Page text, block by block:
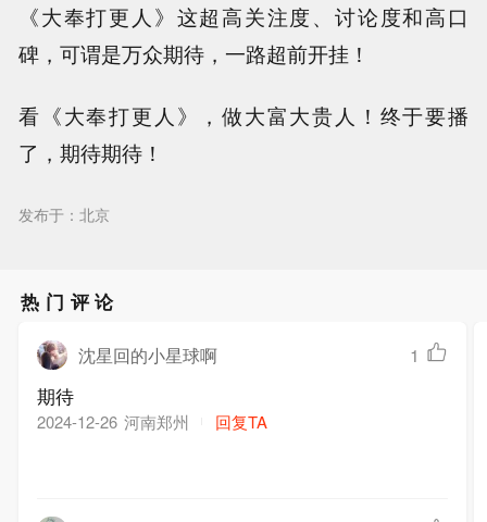
《大奉打更人》这超高关注度、讨论度和高口
碑，可谓是万众期待，一路超前开挂！
看《大奉打更人》，做大富大贵人！终于要播
了，期待期待！
发布于：北京
热门评论
沈星回的小星球啊 1
期待
2024-12-26 河南郑州 回复TA